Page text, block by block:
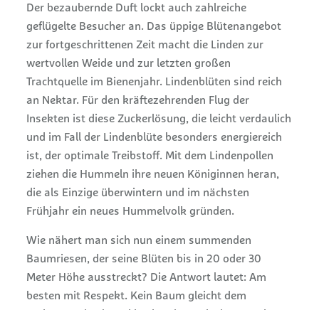
Der bezaubernde Duft lockt auch zahlreiche
geflügelte Besucher an. Das üppige Blütenangebot
zur fortgeschrittenen Zeit macht die Linden zur
wertvollen Weide und zur letzten großen
Trachtquelle im Bienenjahr. Lindenblüten sind reich
an Nektar. Für den kräftezehrenden Flug der
Insekten ist diese Zuckerlösung, die leicht verdaulich
und im Fall der Lindenblüte besonders energiereich
ist, der optimale Treibstoff. Mit dem Lindenpollen
ziehen die Hummeln ihre neuen Königinnen heran,
die als Einzige überwintern und im nächsten
Frühjahr ein neues Hummelvolk gründen.
Wie nähert man sich nun einem summenden
Baumriesen, der seine Blüten bis in 20 oder 30
Meter Höhe ausstreckt? Die Antwort lautet: Am
besten mit Respekt. Kein Baum gleicht dem